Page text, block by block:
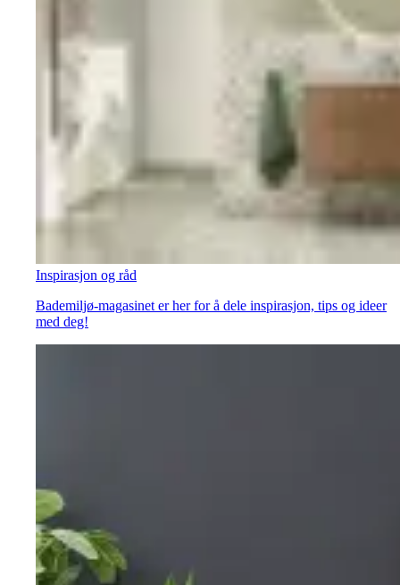
Inspirasjon og råd
Bademiljø-magasinet er her for å dele inspirasjon, tips og ideer
med deg!